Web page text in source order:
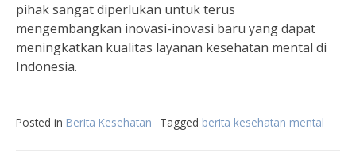
pihak sangat diperlukan untuk terus
mengembangkan inovasi-inovasi baru yang dapat
meningkatkan kualitas layanan kesehatan mental di
Indonesia.
Posted in Berita Kesehatan Tagged berita kesehatan mental